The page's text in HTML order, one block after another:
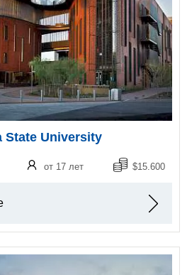
State University
от 17 лет $15.600